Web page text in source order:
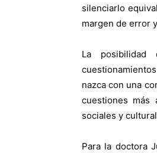
silenciarlo
margen de error
La posibilidad
nazca con una
cuestiones
sociales y
Para la doctora